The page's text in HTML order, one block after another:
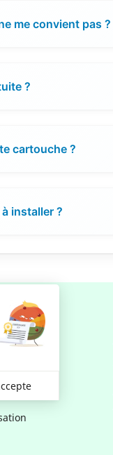
me convient pas ?
?
cartouche ?
installer ?